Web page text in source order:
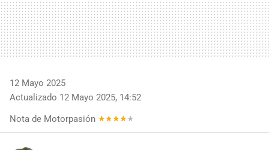
12 Mayo 2025
Actualizado 12 Mayo 2025, 14:52
Nota de Motorpasión